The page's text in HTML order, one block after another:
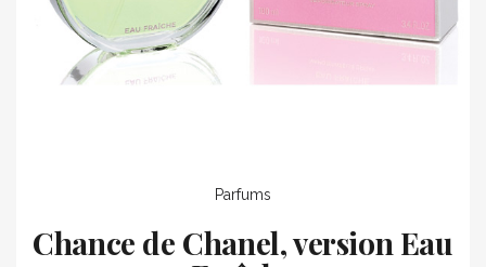
Parfums
Chance de Chanel, version Eau